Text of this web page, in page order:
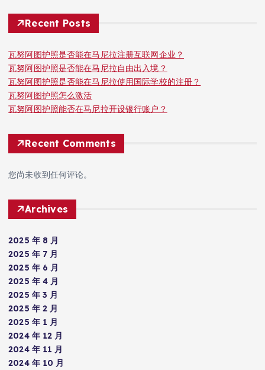
Recent Posts
瓦努阿图护照是否能在马尼拉注册互联网企业？
瓦努阿图护照是否能在马尼拉自由出入境？
瓦努阿图护照是否能在马尼拉使用国际学校的注册？
瓦努阿图护照怎么激活
瓦努阿图护照能否在马尼拉开设银行账户？
Recent Comments
您尚未收到任何评论。
Archives
2025 年 8 月
2025 年 7 月
2025 年 6 月
2025 年 4 月
2025 年 3 月
2025 年 2 月
2025 年 1 月
2024 年 12 月
2024 年 11 月
2024 年 10 月